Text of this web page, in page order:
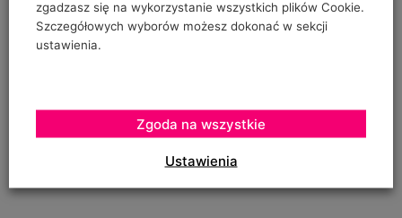
OSTATNIE KOMENTARZE
Na szczepionym wiązie zaczęły wyrastać dzikie pędy w
bardzo dużej ilości. Co z nimi należy
zgadzasz się na wykorzystanie wszystkich plików Cookie.
Szczegółowych wyborów możesz dokonać w sekcji
ustawienia.
Ustawienia
Zgoda na wszystkie